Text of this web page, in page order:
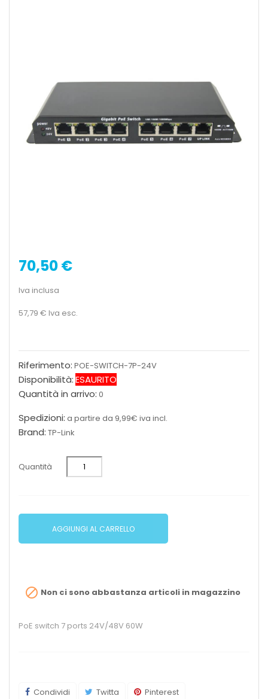
70,50 €
Iva inclusa
57,79 € Iva esc.
Riferimento: POE-SWITCH-7P-24V
Disponibilità:ESAURITO
Quantità in arrivo: 0
Spedizioni: a partire da 9,99€ iva incl.
Brand: TP-Link
Quantità
AGGIUNGI AL CARRELLO
 Non ci sono abbastanza articoli in magazzino
PoE switch 7 ports 24V/48V 60W
Condividi Twitta Pinterest